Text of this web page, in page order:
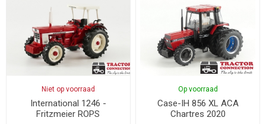
Niet op voorraad
International 1246 -
Fritzmeier ROPS
Op voorraad
Case-IH 856 XL ACA
Chartres 2020